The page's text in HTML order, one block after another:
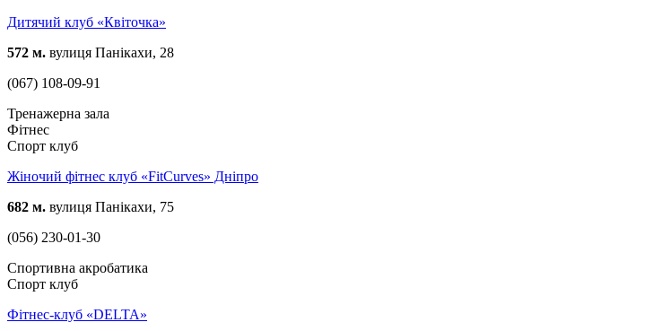
Дитячий клуб «Квіточка»
572 м. вулиця Панікахи, 28
(067) 108-09-91
Тренажерна зала
Фітнес
Спорт клуб
Жіночий фітнес клуб «FitCurves» Дніпро
682 м. вулиця Панікахи, 75
(056) 230-01-30
Спортивна акробатика
Спорт клуб
Фітнес-клуб «DELTA»